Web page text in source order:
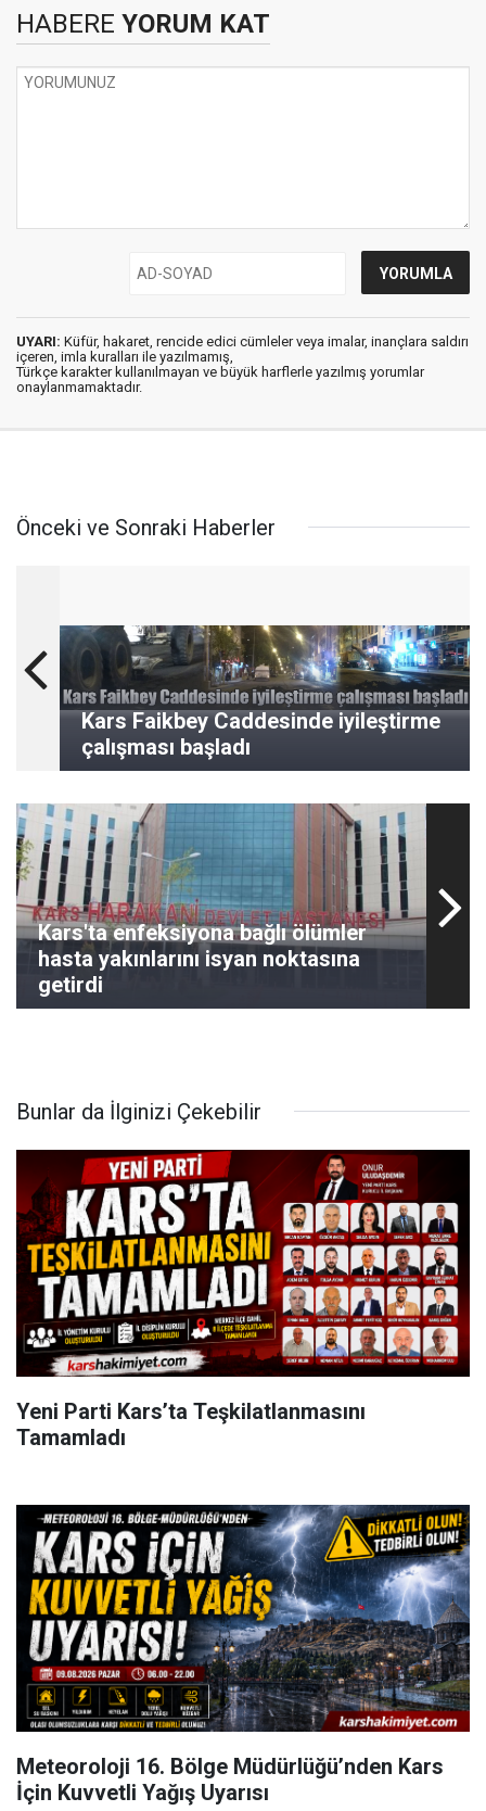
HABERE YORUM KAT
UYARI: Küfür, hakaret, rencide edici cümleler veya imalar, inançlara saldırı
içeren, imla kuralları ile yazılmamış,
Türkçe karakter kullanılmayan ve büyük harflerle yazılmış yorumlar
onaylanmamaktadır.
Önceki ve Sonraki Haberler
Kars Faikbey Caddesinde iyileştirme
çalışması başladı
Kars'ta enfeksiyona bağlı ölümler
hasta yakınlarını isyan noktasına
getirdi
Bunlar da İlginizi Çekebilir
Yeni Parti Kars’ta Teşkilatlanmasını
Tamamladı
Meteoroloji 16. Bölge Müdürlüğü’nden Kars
İçin Kuvvetli Yağış Uyarısı